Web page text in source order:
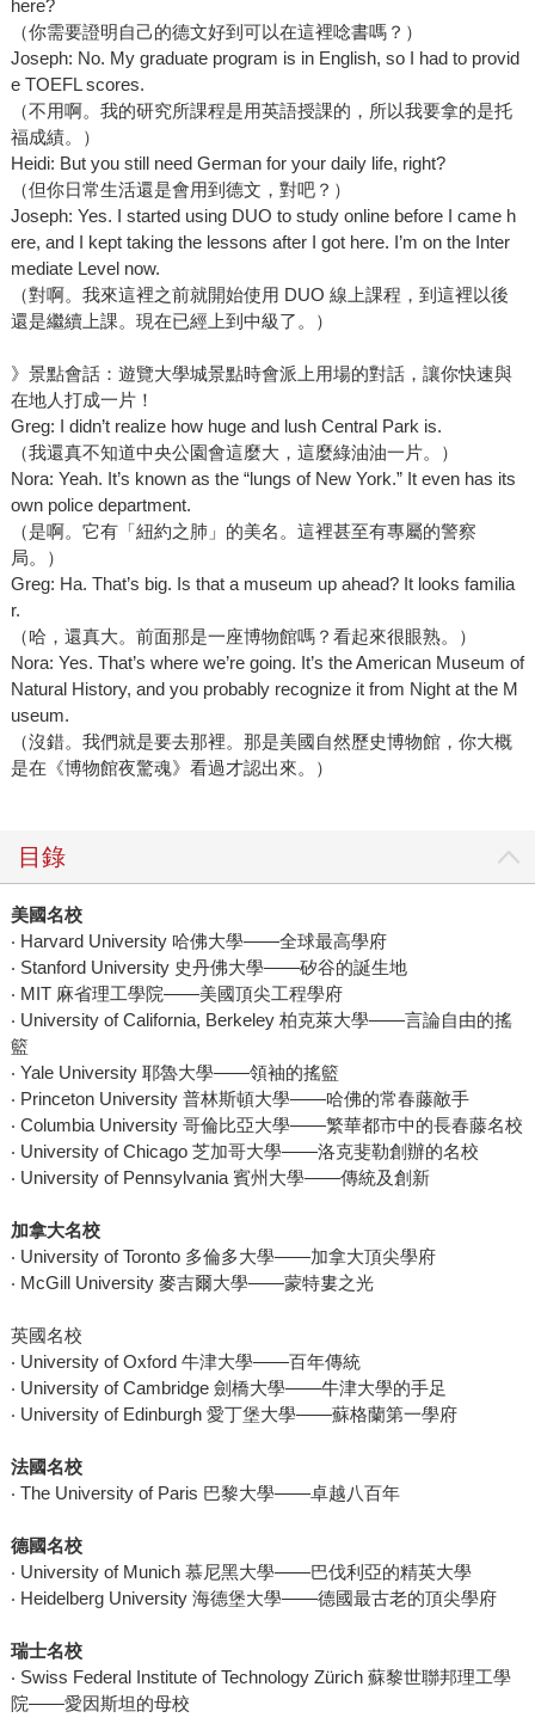
here?
（你需要證明自己的德文好到可以在這裡唸書嗎？）
Joseph: No. My graduate program is in English, so I had to provid
e TOEFL scores.
（不用啊。我的研究所課程是用英語授課的，所以我要拿的是托
福成績。）
Heidi: But you still need German for your daily life, right?
（但你日常生活還是會用到德文，對吧？）
Joseph: Yes. I started using DUO to study online before I came h
ere, and I kept taking the lessons after I got here. I’m on the Inter
mediate Level now.
（對啊。我來這裡之前就開始使用 DUO 線上課程，到這裡以後
還是繼續上課。現在已經上到中級了。）
》景點會話：遊覽大學城景點時會派上用場的對話，讓你快速與
在地人打成一片！
Greg: I didn’t realize how huge and lush Central Park is.
（我還真不知道中央公園會這麼大，這麼綠油油一片。）
Nora: Yeah. It’s known as the “lungs of New York.” It even has its
own police department.
（是啊。它有「紐約之肺」的美名。這裡甚至有專屬的警察
局。）
Greg: Ha. That’s big. Is that a museum up ahead? It looks familia
r.
（哈，還真大。前面那是一座博物館嗎？看起來很眼熟。）
Nora: Yes. That’s where we’re going. It’s the American Museum of
Natural History, and you probably recognize it from Night at the M
useum.
（沒錯。我們就是要去那裡。那是美國自然歷史博物館，你大概
是在《博物館夜驚魂》看過才認出來。）
目錄
美國名校
‧ Harvard University 哈佛大學——全球最高學府
‧ Stanford University 史丹佛大學——矽谷的誕生地
‧ MIT 麻省理工學院——美國頂尖工程學府
‧ University of California, Berkeley 柏克萊大學——言論自由的搖
籃
‧ Yale University 耶魯大學——領袖的搖籃
‧ Princeton University 普林斯頓大學——哈佛的常春藤敵手
‧ Columbia University 哥倫比亞大學——繁華都市中的長春藤名校
‧ University of Chicago 芝加哥大學——洛克斐勒創辦的名校
‧ University of Pennsylvania 賓州大學——傳統及創新
加拿大名校
‧ University of Toronto 多倫多大學——加拿大頂尖學府
‧ McGill University 麥吉爾大學——蒙特婁之光
英國名校
‧ University of Oxford 牛津大學——百年傳統
‧ University of Cambridge 劍橋大學——牛津大學的手足
‧ University of Edinburgh 愛丁堡大學——蘇格蘭第一學府
法國名校
‧ The University of Paris 巴黎大學——卓越八百年
德國名校
‧ University of Munich 慕尼黑大學——巴伐利亞的精英大學
‧ Heidelberg University 海德堡大學——德國最古老的頂尖學府
瑞士名校
‧ Swiss Federal Institute of Technology Zürich 蘇黎世聯邦理工學
院——愛因斯坦的母校